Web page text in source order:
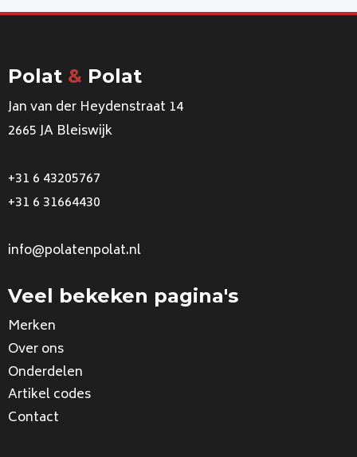
Polat & Polat
Jan van der Heydenstraat 14
2665 JA Bleiswijk
+31 6 43205767
+31 6 31664430
info@polatenpolat.nl
Veel bekeken pagina's
Merken
Over ons
Onderdelen
Artikel codes
Contact